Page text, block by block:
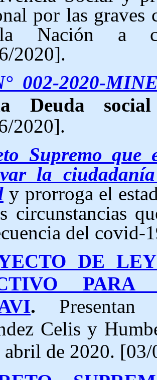
por las graves
Nación a
2020].
002-2020-
Deuda
2020].
Supremo que
la
y prorroga el
circunstancias
del covid-
DE
PARA
.
Celis y
abril de 2020. [03/